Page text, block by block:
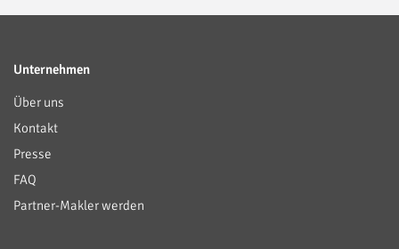
Unternehmen
Über uns
Kontakt
Presse
FAQ
Partner-Makler werden